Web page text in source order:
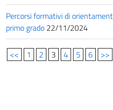
Percorsi formativi di
primo grado 22/11/2024
<< 1 2 3 4 5 6 >>